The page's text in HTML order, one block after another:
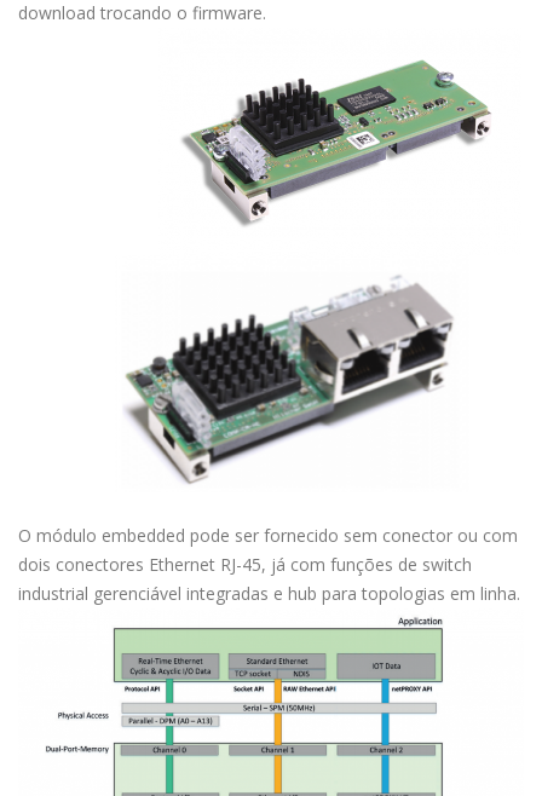
download trocando o firmware.
O módulo embedded pode ser fornecido sem conector ou com
dois conectores Ethernet RJ-45, já com funções de switch
industrial gerenciável integradas e hub para topologias em linha.